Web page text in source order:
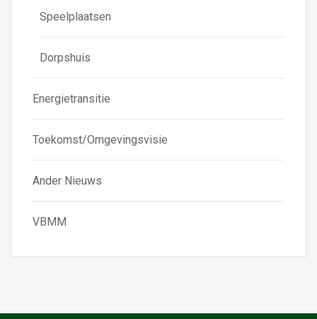
Speelplaatsen
Dorpshuis
Energietransitie
Toekomst/Omgevingsvisie
Ander Nieuws
VBMM